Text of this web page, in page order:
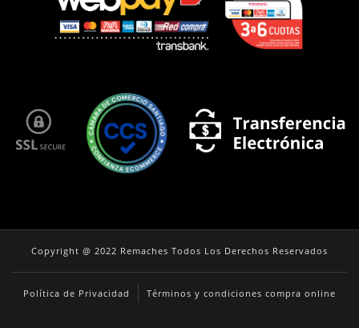
Copyright @ 2022 Remaches Todos Los Derechos Reservados
Política de Privacidad Términos y condiciones compra online